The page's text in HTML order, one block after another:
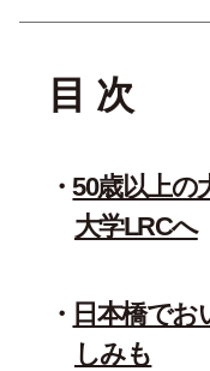
目 次
50歳以上の
大学LRCへ
日本橋で
しみも